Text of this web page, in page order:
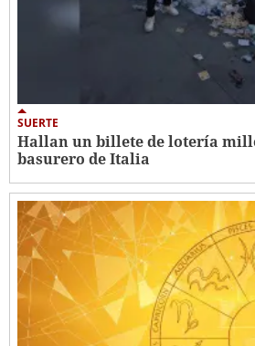
SUERTE
Hallan un billete de lotería
basurero de Italia